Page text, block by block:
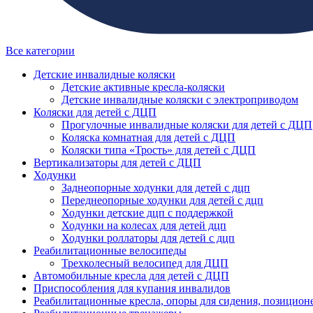
Все категории
Детские инвалидные коляски
Детские активные кресла-коляски
Детские инвалидные коляски с электроприводом
Коляски для детей с ДЦП
Прогулочные инвалидные коляски для детей с ДЦП
Коляска комнатная для детей с ДЦП
Коляски типа «Трость» для детей с ДЦП
Вертикализаторы для детей с ДЦП
Ходунки
Заднеопорные ходунки для детей с дцп
Переднеопорные ходунки для детей с дцп
Ходунки детские дцп с поддержкой
Ходунки на колесах для детей дцп
Ходунки роллаторы для детей с дцп
Реабилитационные велосипеды
Трехколесный велосипед для ДЦП
Автомобильные кресла для детей с ДЦП
Приспособления для купания инвалидов
Реабилитационные кресла, опоры для сидения,